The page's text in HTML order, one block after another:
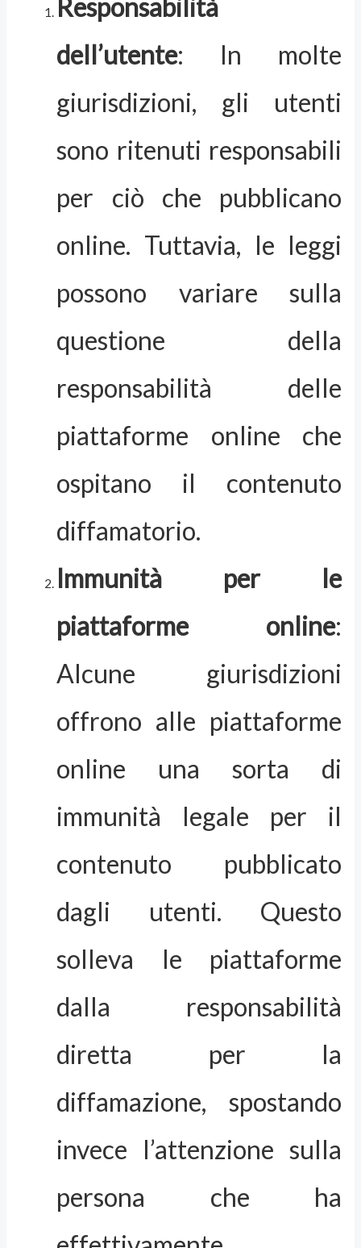
Responsabilità
dell’utente: In molte
giurisdizioni, gli utenti
sono ritenuti responsabili
per ciò che pubblicano
online. Tuttavia, le leggi
possono variare sulla
questione della
responsabilità delle
piattaforme online che
ospitano il contenuto
diffamatorio.
Immunità per le
piattaforme online:
Alcune giurisdizioni
offrono alle piattaforme
online una sorta di
immunità legale per il
contenuto pubblicato
dagli utenti. Questo
solleva le piattaforme
dalla responsabilità
diretta per la
diffamazione, spostando
invece l’attenzione sulla
persona che ha